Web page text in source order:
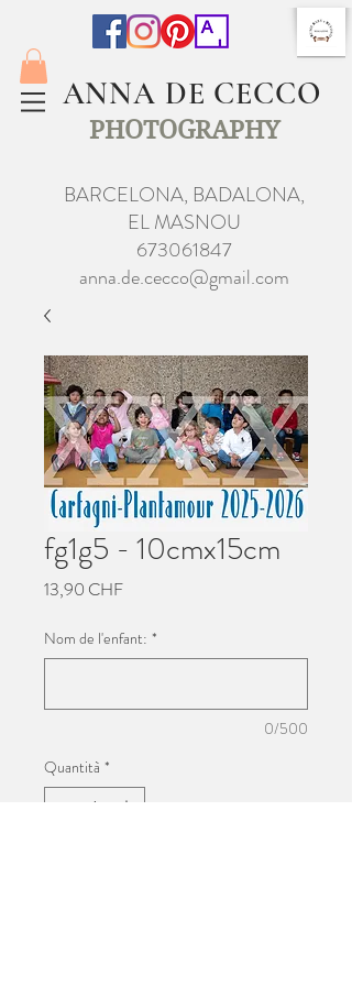
ANNA DE CECCO
PHOTOGRAPHY
BARCELONA, BADALONA,
EL MASNOU
673061847
anna.de.cecco@gmail.com
fg1g5 - 10cmx15cm
13,90 CHFPrezzo
Nom de l'enfant: *
0/500
Quantità *